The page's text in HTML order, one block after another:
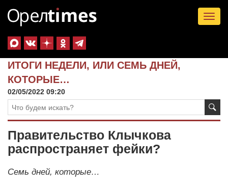
ИТОГИ НЕДЕЛИ, ИЛИ СЕМЬ ДНЕЙ,
КОТОРЫЕ…
02/05/2022 09:20
Правительство Клычкова
распространяет фейки?
Семь дней, которые…